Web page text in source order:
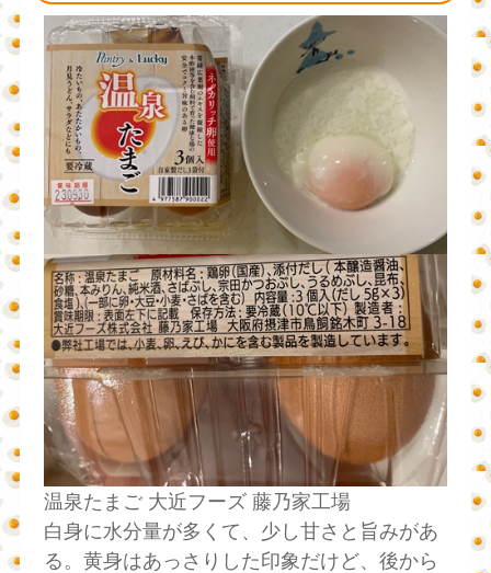
温泉たまご 大近フーズ 藤乃家工場
白身に水分量が多くて、少し甘さと旨みがあ
る。黄身はあっさりした印象だけど、後から